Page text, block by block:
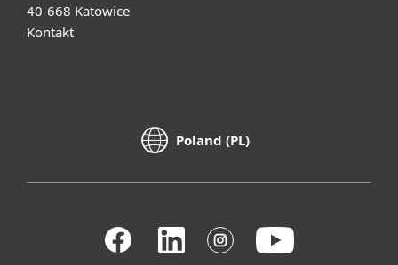
40-668 Katowice
Kontakt
Poland (PL)